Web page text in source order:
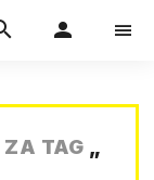
ZA TAG „